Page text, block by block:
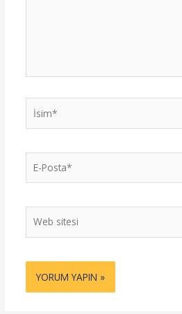
Posta*
sitesi